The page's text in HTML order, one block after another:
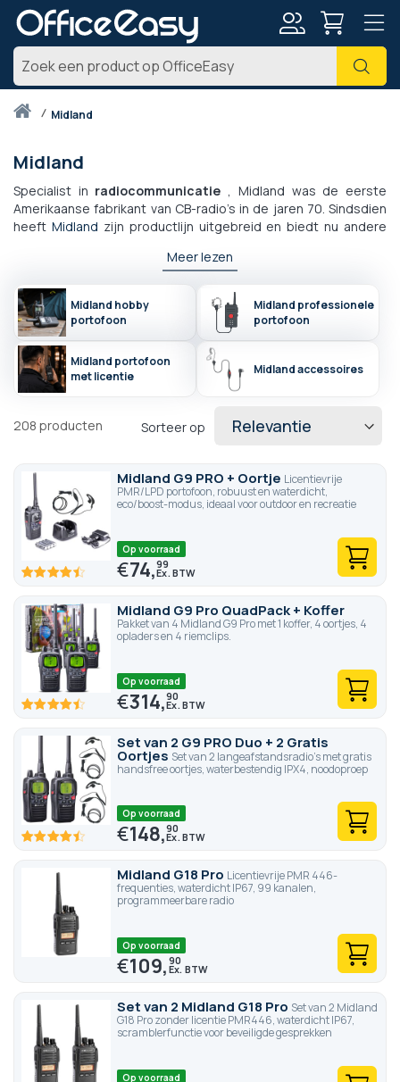
Zoek
Thuismidland
Midland
Specialist in radiocommunicatie , Midland was de eerste
Amerikaanse fabrikant van CB-radio's in de jaren 70. Sindsdien
heeft Midland zijn productlijn uitgebreid en biedt nu andere
portofoons, walkie talkies,bluetooth intercomsystemen
Meer lezen
Midland hobby
portofoon
Midland professionele
portofoon
Midland portofoon
met licentie
Midland accessoires
208 producten Sorteer op
Midland G9 PRO + Oortje Licentievrije
PMR/LPD portofoon, robuust en waterdicht,
eco/boost-modus, ideaal voor outdoor en recreatie
89.4100
Op voorraad
€74,99
Midland G9 Pro QuadPack + Koffer
Pakket van 4 Midland G9 Pro met 1 koffer, 4 oortjes, 4
opladers en 4 riemclips.
89.2100
Op voorraad
€314,90
Set van 2 G9 PRO Duo + 2 Gratis
Oortjes Set van 2 langeafstandsradio's met gratis
handsfree oortjes, waterbestendig IPX4, noodoproep
89.4100
Op voorraad
€148,90
Midland G18 Pro Licentievrije PMR 446-
frequenties, waterdicht IP67, 99 kanalen,
programmeerbare radio
Op voorraad
€109,90
Set van 2 Midland G18 Pro Set van 2 Midland
G18 Pro zonder licentie PMR446, waterdicht IP67,
scramblerfunctie voor beveiligde gesprekken
Op voorraad